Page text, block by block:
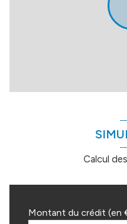
Calcul
Montant du crédit (en